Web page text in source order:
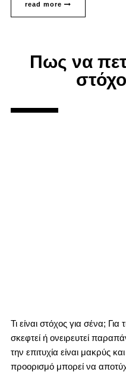
read more
Πως να
Τι είναι στόχος για σένα; Για
σκεφτεί ή ονειρευτεί
την επιτυχία είναι μακρύς
προορισμό μπορεί να